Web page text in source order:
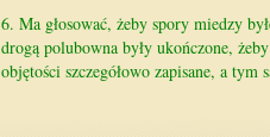
6. Ma głosować, żeby spory miedzy
drogą polubowna były ukończone,
objętości szczegółowo zapisane, a tym